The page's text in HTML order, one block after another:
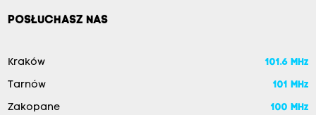
POSŁUCHASZ NAS
Kraków 101.6 MHz
Tarnów 101 MHz
Zakopane 100 MHz